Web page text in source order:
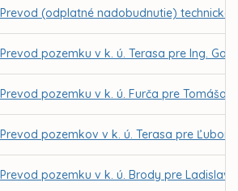
Prevod (odplatné nadobudnutie)
Prevod pozemku v k. ú. Terasa pre Ing.
Prevod pozemku v k. ú. Furča pre Tomáša
Prevod pozemkov v k. ú. Terasa pre
Prevod pozemku v k. ú. Brody pre